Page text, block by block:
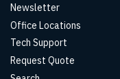
Newsletter
Office Locations
Tech Support
Request Quote